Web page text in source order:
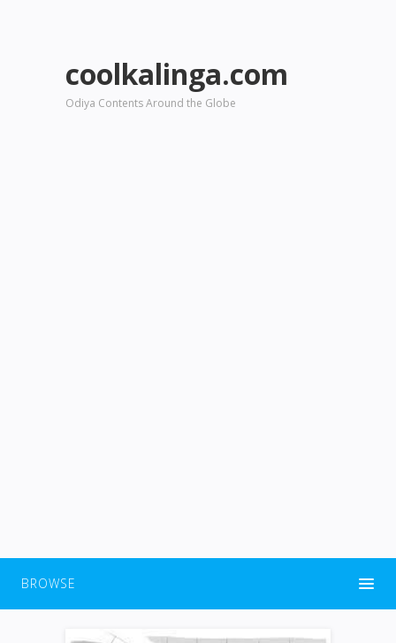
coolkalinga.com
Odiya Contents Around the Globe
BROWSE